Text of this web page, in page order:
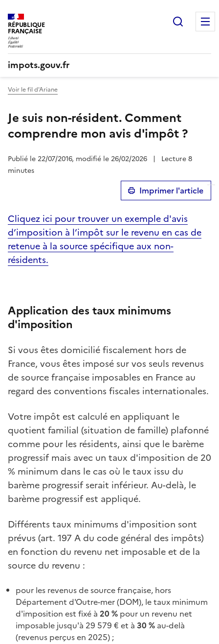
RÉPUBLIQUE
FRANÇAISE
impots.gouv.fr
Voir le fil d'Ariane
Je suis non-résident. Comment
comprendre mon avis d'impôt ?
Publié le 22/07/2016, modifié le 26/02/2026 |
Lecture 8
minutes
Imprimer l'article
Cliquez ici pour trouver un exemple d'avis
d’imposition à l’impôt sur le revenu en cas de
retenue à la source spécifique aux non-
résidents.
Application des taux minimums
d'imposition
Si vous êtes domicilié fiscalement hors de
France, vous êtes imposé sur vos seuls revenus
de source française imposables en France au
regard des conventions fiscales internationales.
Votre impôt est calculé en appliquant le
quotient familial (situation de famille) plafonné
comme pour les résidents, ainsi que le barème
progressif mais avec un taux d'imposition de 20
% minimum dans le cas où le taux issu du
barème progressif serait inférieur. Au-delà, le
barème progressif est appliqué.
Différents taux minimums d'imposition sont
prévus (art. 197 A du code général des impôts)
en fonction du revenu net imposable et de la
source du revenu :
pour les revenus de source française, hors
Département d'Outre-mer (DOM), le taux minimum
d'imposition est fixé à 20 % pour un revenu net
imposable jusqu'à 29 579 € et à 30 % au-delà
(revenus perçus en 2025) ;